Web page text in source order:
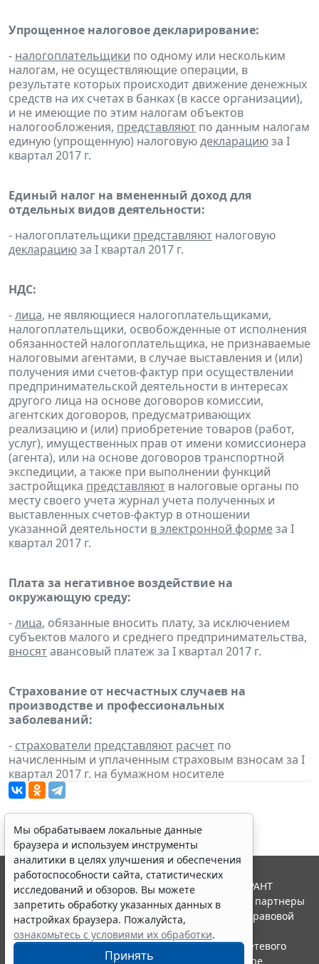
Упрощенное налоговое декларирование:
- налогоплательщики по одному или нескольким
налогам, не осуществляющие операции, в
результате которых происходит движение денежных
средств на их счетах в банках (в кассе организации),
и не имеющие по этим налогам объектов
налогообложения, представляют по данным налогам
единую (упрощенную) налоговуюдекларациюза I
квартал 2017 г.
Единый налог на вмененный доход для
отдельных видов деятельности:
- налогоплательщики представляют налоговую
декларациюза I квартал 2017 г.
НДС:
-лица, не являющиеся налогоплательщиками,
налогоплательщики, освобожденные от исполнения
обязанностей налогоплательщика, не признаваемые
налоговыми агентами, в случае выставления и (или)
получения ими счетов-фактур при осуществлении
предпринимательской деятельности в интересах
другого лица на основе договоров комиссии,
агентских договоров, предусматривающих
реализацию и (или) приобретение товаров (работ,
услуг), имущественных прав от имени комиссионера
(агента), или на основе договоров транспортной
экспедиции, а также при выполнении функций
застройщика представляют в налоговые органы по
месту своего учета журнал учета полученных и
выставленных счетов-фактур в отношении
указанной деятельности в электронной формеза I
квартал 2017 г.
Плата за негативное воздействие на
окружающую среду:
-лица, обязанные вносить плату, за исключением
субъектов малого и среднего предпринимательства,
вносятавансовый платеж за I квартал 2017 г.
Страхование от несчастных случаев на
производстве и профессиональных
заболеваний:
- страхователи представляют расчет по
начисленным и уплаченным страховым взносам за I
квартал 2017 г. на бумажном носителе
Мы обрабатываем локальные данные
браузера и используем инструменты
аналитики в целях улучшения и обеспечения
работоспособности сайта, статистических
исследований и обзоров. Вы можете
запретить обработку указанных данных в
настройках браузера. Пожалуйста,
ознакомьтесь с условиями их обработки.
Принять
© ООО "НПП "ГАРАНТ-СЕРВИС", 2026. Система ГАРАНТ
выпускается с 1990 года. Компания "Гарант" и ее партнеры
являются участниками Российской ассоциации правовой
информации ГАРАНТ.
Портал ГАРАНТ.РУ зарегистрирован в качестве сетевого
издания Федеральной службой по надзору в сфере